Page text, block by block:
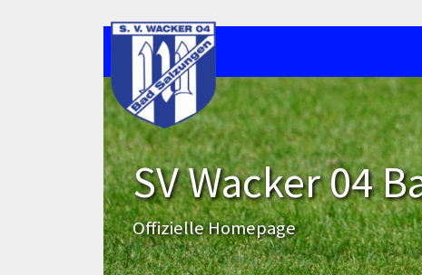
SV Wacker 04
Offizielle Homepage